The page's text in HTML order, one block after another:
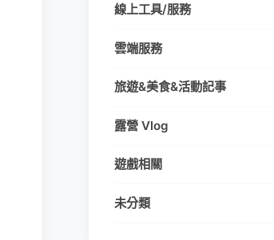
線上工具/服務
雲端服務
旅遊&美食&活動記事
露營 Vlog
遊戲相關
未分類